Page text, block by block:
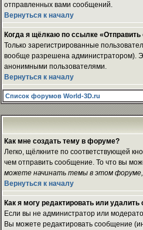
отправленных вами сообщений.
Вернуться к началу
Когда я щёлкаю по ссылке
Только зарегистрированные
вообще разрешена администратором).
анонимными пользователями.
Вернуться к началу
Список форумов World-3D.ru
Как мне создать тему в форуме?
Легко, щёлкните по соответствующей
чем отправить сообщение. То что вы
можете начинать темы в этом
Вернуться к началу
Как я могу редактировать или
Если вы не администратор или
Вы можете редактировать сообщение